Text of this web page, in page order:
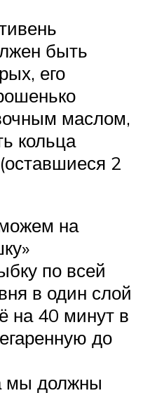
быть
его
маслом,
кольца
2
на
по всей
в один слой
на 40 минут в
до
мы должны